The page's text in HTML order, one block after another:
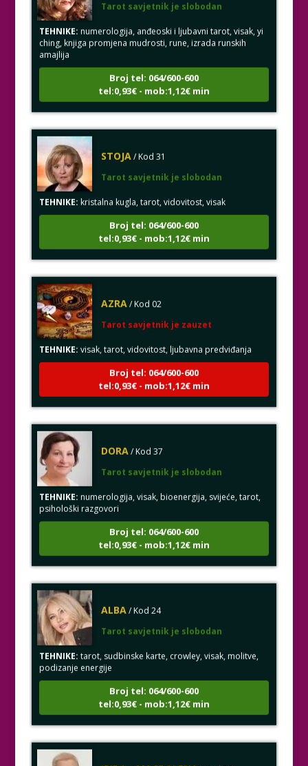
TEHNIKE:numerologija, anđeoski i ljubavni tarot, visak, yi
ching, knjiga promjena mudrosti, rune, izrada runskih
amajlija
tel:0,93€ - mob:1,12€ min
Tarot savjetnik je slobodan
TEHNIKE:kristalna kugla, tarot, vidovitost, visak
Broj tel: 064/600-600
tel:0,93€ - mob:1,12€ min
Tarot savjetnik je zauzet
TEHNIKE:visak, tarot, vidovitost, ljubavna predviđanja
Broj tel: 064/600-600
tel:0,93€ - mob:1,12€ min
Tarot savjetnik je slobodan
TEHNIKE:
numerologija, visak, bioenergija, svijeće, tarot,
psihološki razgovori
Broj tel: 064/600-600
tel:0,93€ - mob:1,12€ min
Tarot savjetnik je slobodan
TEHNIKE:tarot, sudbinske karte, crowley, visak, molitve,
podizanje energije
Broj tel: 064/600-600
tel:0,93€ - mob:1,12€ min